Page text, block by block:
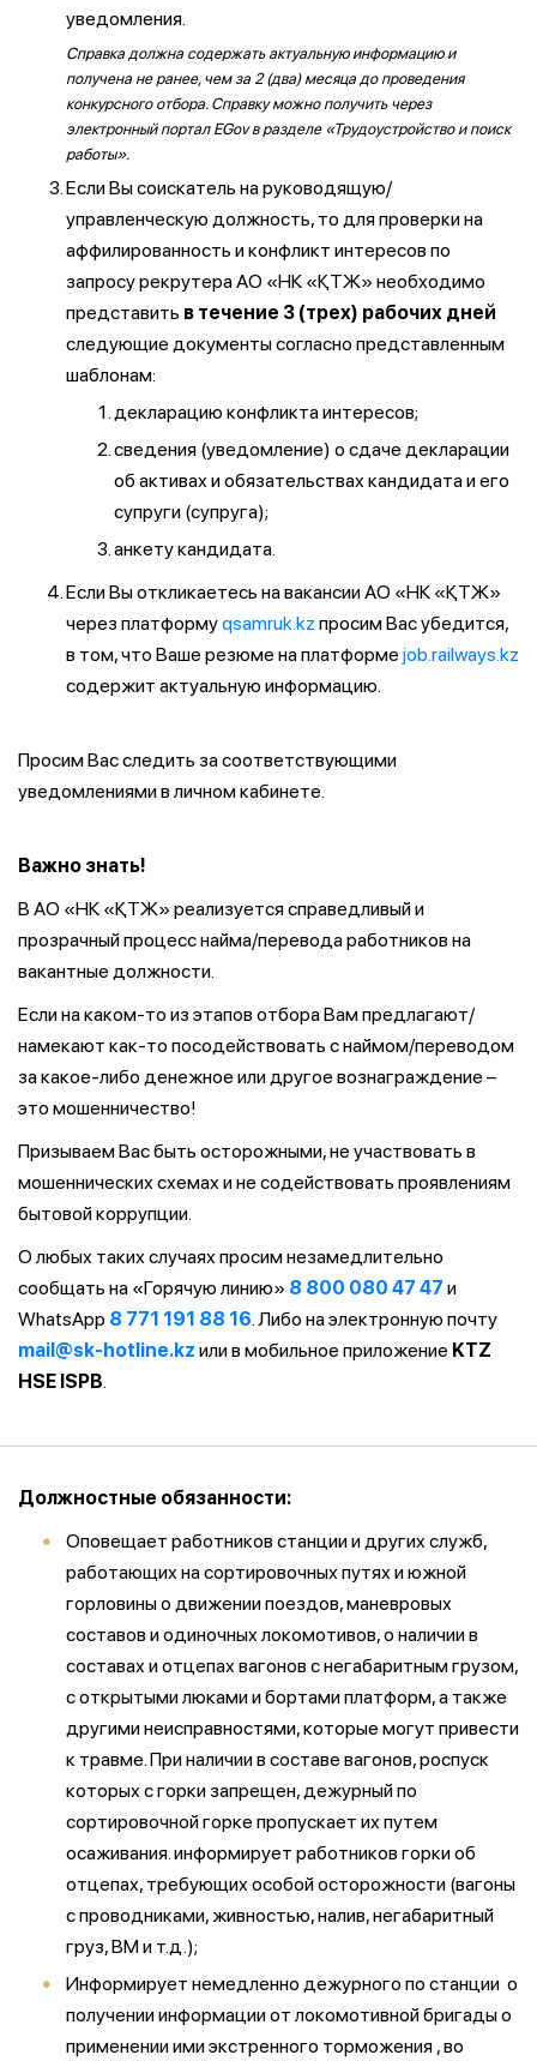
уведомления.
Справка должна содержать актуальную информацию и
получена не ранее, чем за 2 (два) месяца до проведения
конкурсного отбора. Справку можно получить через
электронный портал EGov в разделе «Трудоустройство и поиск
работы».
Если Вы соискатель на руководящую/
управленческую должность, то для проверки на
аффилированность и конфликт интересов по
запросу рекрутера АО «НК «ҚТЖ» необходимо
представить в течение 3 (трех) рабочих дней
следующие документы согласно представленным
шаблонам:
декларацию конфликта интересов;
сведения (уведомление) о сдаче декларации
об активах и обязательствах кандидата и его
супруги (супруга);
анкету кандидата.
Если Вы откликаетесь на вакансии АО «НК «ҚТЖ»
через платформуqsamruk.kz просим Вас убедится,
в том, что Ваше резюме на платформе job.railways.kz
содержит актуальную информацию.
Просим Вас следить за соответствующими
уведомлениями в личном кабинете.
Важно знать!
В АО «НК «ҚТЖ» реализуется справедливый и
прозрачный процесс найма/перевода работников на
вакантные должности.
Если на каком-то из этапов отбора Вам предлагают/
намекают как-то посодействовать с наймом/переводом
за какое-либо денежное или другое вознаграждение –
это мошенничество!
Призываем Вас быть осторожными, не участвовать в
мошеннических схемах и не содействовать проявлениям
бытовой коррупции.
О любых таких случаях просим незамедлительно
сообщать на «Горячую линию» 8 800 080 47 47 и
WhatsApp 8 771 191 88 16. Либо на электронную почту
mail@sk-hotline.kz или в мобильное приложение KTZ
HSE ISPB.
Должностные обязанности:
Оповещает работников станции и других служб,
работающих на сортировочных путях и южной
горловины о движении поездов, маневровых
составов и одиночных локомотивов, о наличии в
составах и отцепах вагонов с негабаритным грузом,
с открытыми люками и бортами платформ, а также
другими неисправностями, которые могут привести
к травме. При наличии в составе вагонов, роспуск
которых с горки запрещен, дежурный по
сортировочной горке пропускает их путем
осаживания. информирует работников горки об
отцепах, требующих особой осторожности (вагоны
с проводниками, живностью, налив, негабаритный
груз, ВМ и т.д.);
Информирует немедленно дежурного по станции о
получении информации от локомотивной бригады о
применении ими экстренного торможения , во